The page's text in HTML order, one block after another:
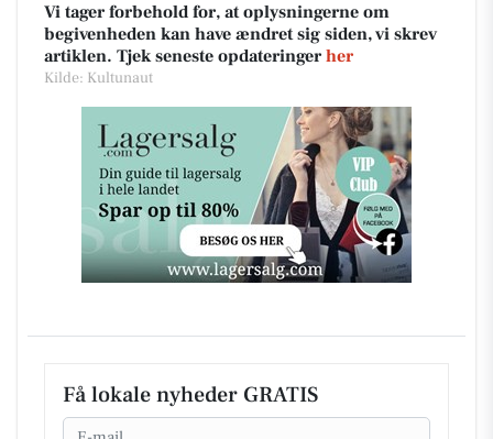
Vi tager forbehold for, at oplysningerne om
begivenheden kan have ændret sig siden, vi skrev
artiklen. Tjek seneste opdateringer her
Kilde: Kultunaut
Få lokale nyheder GRATIS
Email